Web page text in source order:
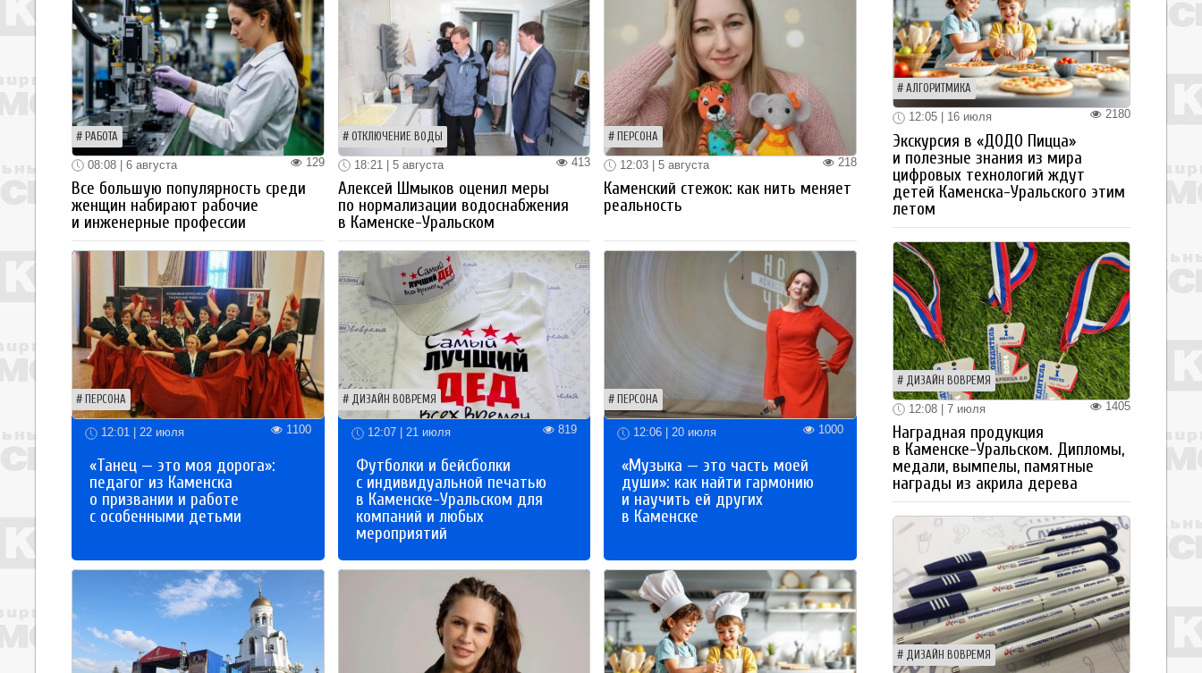
РАБОТА
129
08:08 | 6 августа
Все большую популярность среди
женщин набирают рабочие
и инженерные профессии
ОТКЛЮЧЕНИЕ ВОДЫ
413
18:21 | 5 августа
Алексей Шмыков оценил меры
по нормализации водоснабжения
в Каменске-Уральском
ПЕРСОНА
218
12:03 | 5 августа
Каменский стежок: как нить меняет
реальность
ПЕРСОНА
12:01 | 22 июля 1100
«Танец — это моя дорога»:
педагог из Каменска
о призвании и работе
с особенными детьми
ДИЗАЙН ВОВРЕМЯ
12:07 | 21 июля 819
Футболки и бейсболки
с индивидуальной печатью
в Каменске-Уральском для
компаний и любых
мероприятий
ПЕРСОНА
12:06 | 20 июля 1000
«Музыка — это часть моей
души»: как найти гармонию
и научить ей других
в Каменске
АЛГОРИТМИКА
2180
12:05 | 16 июля
Экскурсия в «ДОДО Пицца»
и полезные знания из мира
цифровых технологий ждут
детей Каменска-Уральского этим
летом
ДИЗАЙН ВОВРЕМЯ
1405
12:08 | 7 июля
Наградная продукция
в Каменске-Уральском. Дипломы,
медали, вымпелы, памятные
награды из акрила дерева
ДИЗАЙН ВОВРЕМЯ